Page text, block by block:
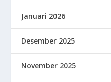
Januari 2026
Desember 2025
November 2025